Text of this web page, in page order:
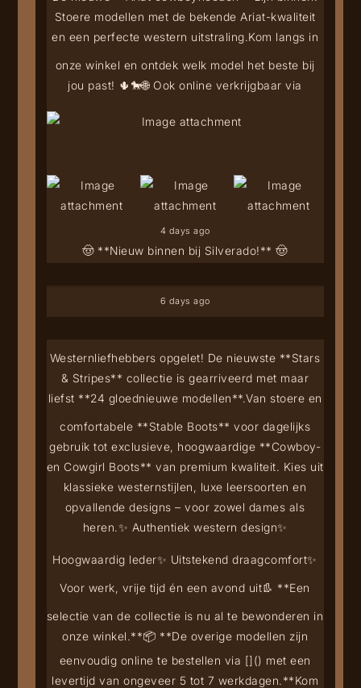
🤠 **Nieuw binnen bij Silverado!** 🤠
Stoere modellen met de bekende Ariat-kwaliteit
en een perfecte western uitstraling.Kom langs in
onze winkel en ontdek welk model het beste bij
jou past! 🌵🐎🌐 Ook online verkrijgbaar via
4 days ago
6 days ago
Westernliefhebbers opgelet! De nieuwste **Stars
& Stripes** collectie is gearriveerd met maar
liefst **24 gloednieuwe modellen**.Van stoere en
comfortabele **Stable Boots** voor dagelijks
gebruik tot exclusieve, hoogwaardige **Cowboy-
en Cowgirl Boots** van premium kwaliteit. Kies uit
klassieke westernstijlen, luxe leersoorten en
opvallende designs – voor zowel dames als
heren.✨ Authentiek western design✨
Hoogwaardig leder✨ Uitstekend draagcomfort✨
Voor werk, vrije tijd én een avond uit👢 **Een
selectie van de collectie is nu al te bewonderen in
onze winkel.**📦 **De overige modellen zijn
eenvoudig online te bestellen via []() met een
levertijd van ongeveer 5 tot 7 werkdagen.**Kom